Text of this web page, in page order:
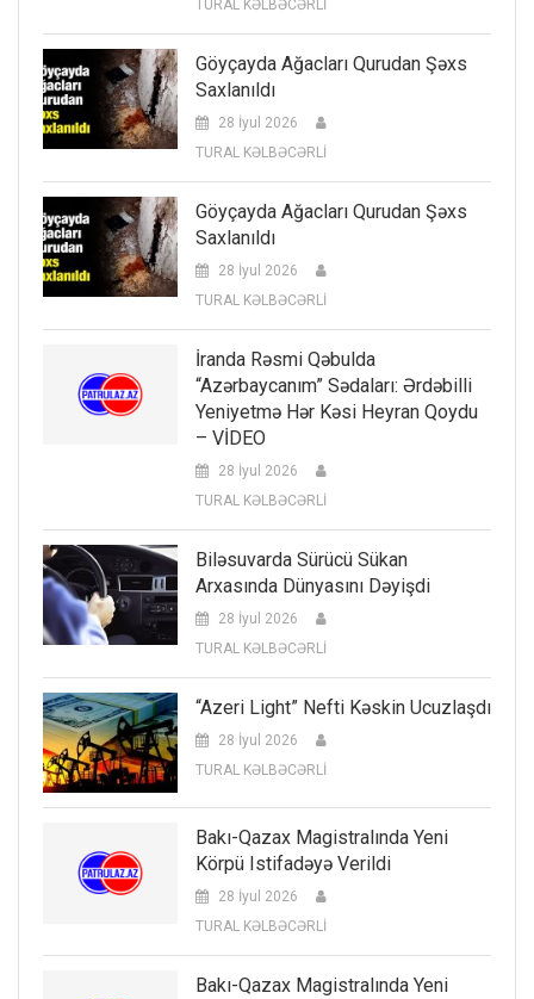
TURAL KƏLBƏCƏRLİ
Göyçayda Ağacları Qurudan Şəxs
Saxlanıldı
28 İyul 2026
TURAL KƏLBƏCƏRLİ
Göyçayda Ağacları Qurudan Şəxs
Saxlanıldı
28 İyul 2026
TURAL KƏLBƏCƏRLİ
İranda Rəsmi Qəbulda
“Azərbaycanım” Sədaları: Ərdəbilli
Yeniyetmə Hər Kəsi Heyran Qoydu
– VİDEO
28 İyul 2026
TURAL KƏLBƏCƏRLİ
Biləsuvarda Sürücü Sükan
Arxasında Dünyasını Dəyişdi
28 İyul 2026
TURAL KƏLBƏCƏRLİ
“Azeri Light” Nefti Kəskin Ucuzlaşdı
28 İyul 2026
TURAL KƏLBƏCƏRLİ
Bakı-Qazax Magistralında Yeni
Körpü Istifadəyə Verildi
28 İyul 2026
TURAL KƏLBƏCƏRLİ
Bakı-Qazax Magistralında Yeni